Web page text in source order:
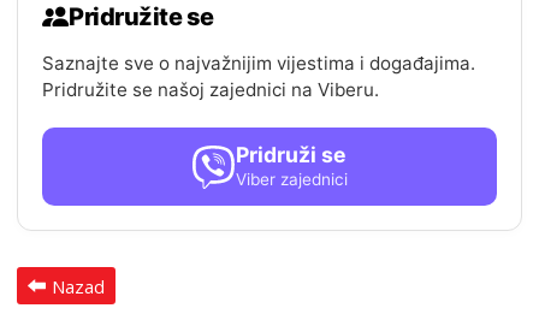
Pridružite se
Saznajte sve o najvažnijim vijestima i događajima.
Pridružite se našoj zajednici na Viberu.
Pridruži se
Viber zajednici
Nazad